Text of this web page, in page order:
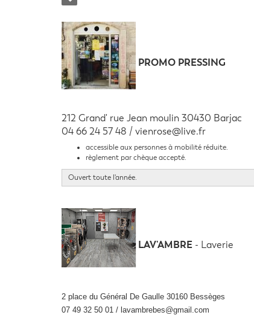
PROMO PRESSING
212 Grand' rue Jean moulin 30430 Barjac
04 66 24 57 48 / vienrose@live.fr
accessible aux personnes à mobilité réduite.
règlement par chèque accepté.
Ouvert toute l'année.
LAV'AMBRE - Laverie
2 place du Général De Gaulle 30160 Bessèges
07 49 32 50 01 / lavambrebes@gmail.com